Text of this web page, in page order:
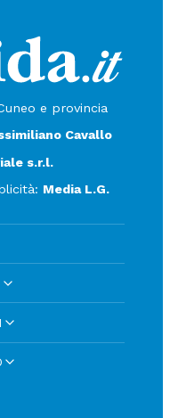
e provincia
Cavallo
s.r.l.
Media L.G.